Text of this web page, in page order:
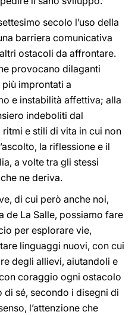
secolo l’uso della
barriera comunicativa
ostacoli da affrontare.
provocano dilaganti
improntati a
e instabilità affettiva; alla
indeboliti dal
e stili di vita in cui non
la riflessione e il
a volte tra gli stessi
ne deriva.
di cui però anche noi,
de La Salle, possiamo fare
per esplorare vie,
linguaggi nuovi, con cui
degli allievi, aiutandoli e
coraggio ogni ostacolo
di sé, secondo i disegni di
l’attenzione che